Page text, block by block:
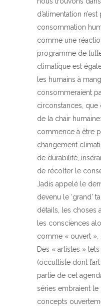
d’alimentation
consommation
comme une
programme de
climatique est
les humains à
consommeraient
circonstances, que
de la chair
commence à être
changement
de durabilité,
de récolter le
Jadis appelé le
devenu le ‘grand’
détails, les choses
les consciences
comme « ouvert »,
Des « artistes »
(occultiste dont
partie de cet
séries embraient le
concepts